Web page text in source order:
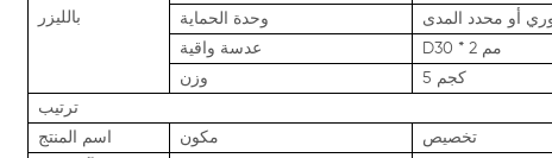
بالليزر
وحدة الحماية
أو محدد المدى
عدسة واقية
D30 * 2 مم
وزن
5 كجم
ترتيب
اسم المنتج
مكون تخصيص